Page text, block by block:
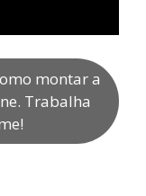
montar a
Trabalha